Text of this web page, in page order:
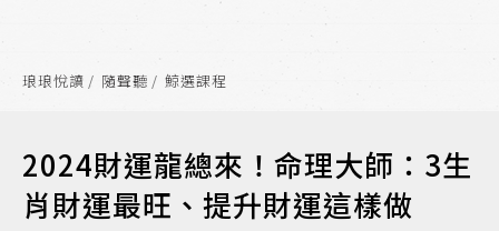
琅琅悅讀 隨聲聽 鯨選課程
2024財運龍總來！命理大師：3生
肖財運最旺、提升財運這樣做